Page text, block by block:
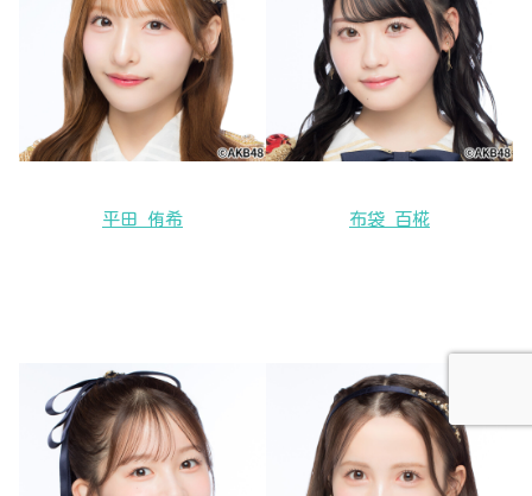
平田 侑希 布袋 百椛